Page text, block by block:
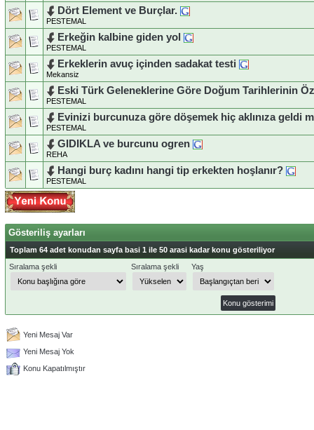
Dört Element ve Burçlar.
PESTEMAL
Erkeğin kalbine giden yol
PESTEMAL
Erkeklerin avuç içinden sadakat testi
Mekansiz
Eski Türk Geleneklerine Göre Doğum Tarihlerinin
PESTEMAL
Evinizi burcunuza göre döşemek hiç aklınıza geldi
PESTEMAL
GIDIKLA ve burcunu ogren
REHA
Hangi burç kadını hangi tip erkekten hoşlanır?
PESTEMAL
Gösteriliş ayarları
Toplam 64 adet konudan sayfa basi 1 ile 50 arasi kadar konu gösteriliyor
Sıralama şekli
Sıralama şekli Yaş
Yeni Mesaj Var
Yeni Mesaj Yok
Konu Kapatılmıştır